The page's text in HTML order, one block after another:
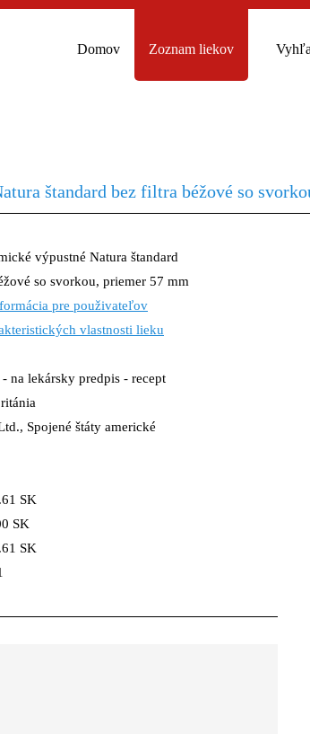
Domov Zoznam liekov
štandard bez filtra béžové so
výpustné Natura štandard
so svorkou, priemer 57 mm
pre použivateľov
vlastnosti lieku
na lekársky predpis - recept
Spojené štáty americké
SK
SK
SK